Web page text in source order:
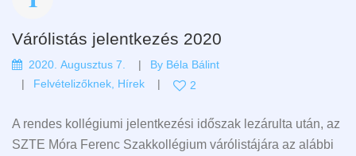
Várólistás jelentkezés 2020
2020. Augusztus 7. By Béla Bálint
Felvételizőknek, Hírek 2
A rendes kollégiumi jelentkezési időszak lezárulta után, az
SZTE Móra Ferenc Szakkollégium várólistájára az alábbi